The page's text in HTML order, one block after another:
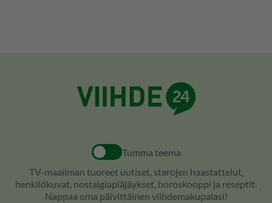
Tumma teema
TV-maailman tuoreet uutiset, starojen haastattelut,
henkilökuvat, nostalgiapläjäykset, horoskooppi ja reseptit.
Nappaa oma päivittäinen viihdemakupalasi!